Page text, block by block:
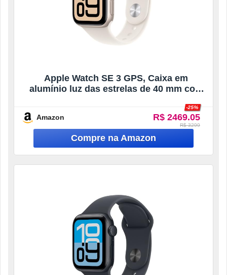
Apple Watch SE 3 GPS, Caixa em
alumínio luz das estrelas de 40 mm com
Amazon R$ 2469.05
-25%
R$ 3299